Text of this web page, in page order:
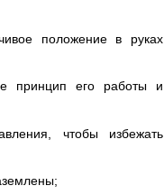
положение в руках
принцип его работы и
чтобы избежать